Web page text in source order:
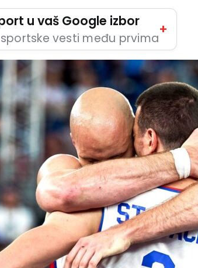
u vaš Google izbor
vesti među prvima
+